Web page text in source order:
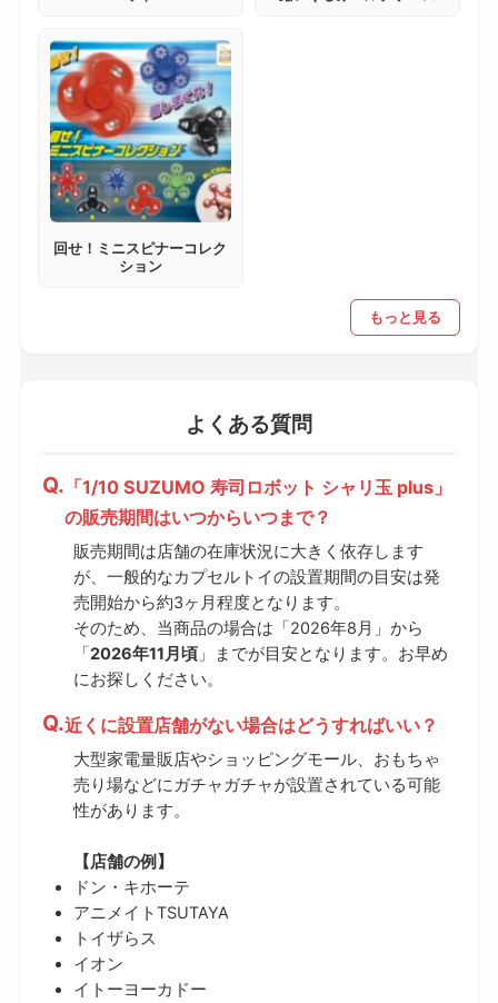
回せ！ミニスピナーコレク
ション
もっと見る
よくある質問
「1/10 SUZUMO 寿司ロボット シャリ玉 plus」
の販売期間はいつからいつまで？
販売期間は店舗の在庫状況に大きく依存します
が、一般的なカプセルトイの設置期間の目安は発
売開始から約3ヶ月程度となります。
そのため、当商品の場合は「2026年8月」から
「2026年11月頃」までが目安となります。お早め
にお探しください。
近くに設置店舗がない場合はどうすればいい？
大型家電量販店やショッピングモール、おもちゃ
売り場などにガチャガチャが設置されている可能
性があります。
【店舗の例】
ドン・キホーテ
アニメイトTSUTAYA
トイザらス
イオン
イトーヨーカドー